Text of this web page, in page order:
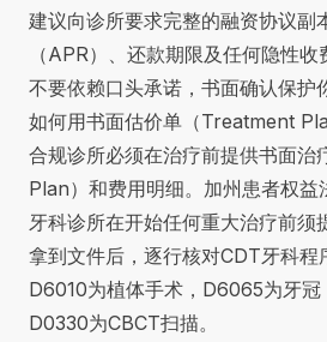
建议向诊所要求完整的融资协议副
（APR）、还款期限及任何隐性收
不要依赖口头承诺，书面确认保护
如何用书面估价单（Treatment
合规诊所必须在治疗前提供书面
Plan）和费用明细。加州患者权益
牙科诊所在开始任何重大治疗前须
拿到文件后，逐行核对CDT牙科程
D6010为植体手术，D6065为牙冠
D0330为CBCT扫描。